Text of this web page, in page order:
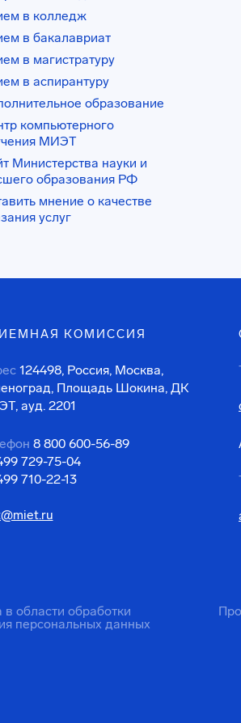
в колледж
в бакалавриат
в магистратуру
в аспирантуру
образование
компьютерного
МИЭТ
Министерства науки и
образования РФ
мнение о качестве
услуг
КОМИССИЯ
124498, Россия, Москва,
Площадь Шокина, ДК
ауд. 2201
8 800 600-56-89
729-75-04
710-22-13
в области обработки
персональных данных